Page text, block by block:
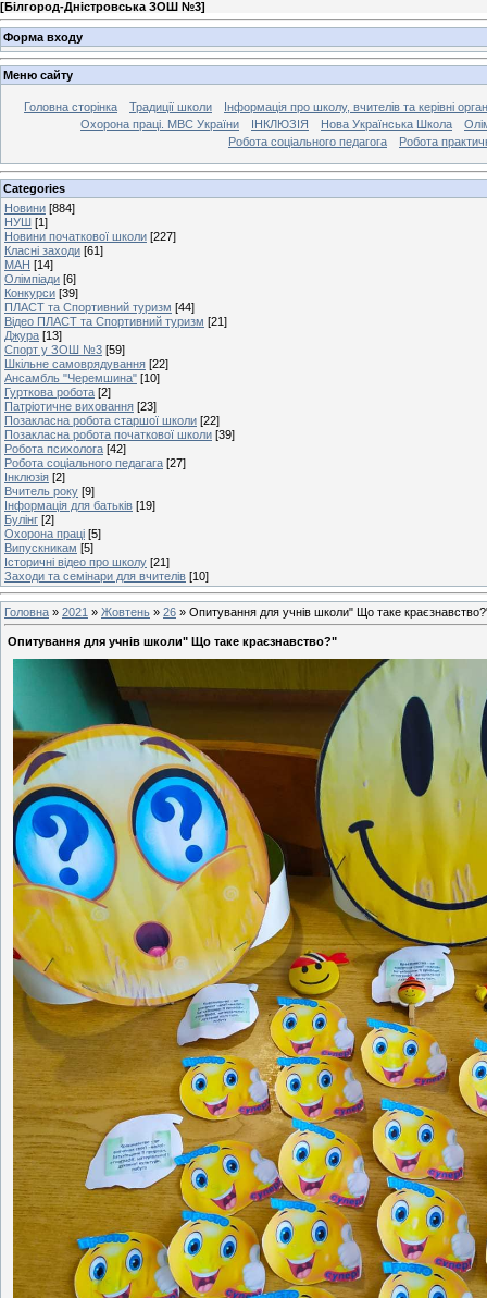
[Білгород-Дністровська ЗОШ №3]
Форма входу
Меню сайту
Головна сторінка Традиції школи
Інформація про школу, вчителів та керівні
Охорона праці. МВС України
ІНКЛЮЗІЯ Нова Українська Школа
Робота соціального педагога
Робота
Categories
Новини [884]
НУШ [1]
Новини початкової школи [227]
Класні заходи [61]
МАН [14]
Олімпіади [6]
Конкурси [39]
ПЛАСТ та Спортивний туризм [44]
Відео ПЛАСТ та Спортивний туризм [21]
Джура [13]
Спорт у ЗОШ №3 [59]
Шкільне самоврядування [22]
Ансамбль "Черемшина" [10]
Гурткова робота [2]
Патріотичне виховання [23]
Позакласна робота старшої школи [22]
Позакласна робота початкової школи [39]
Робота психолога [42]
Робота соціального педагага [27]
Інклюзія [2]
Вчитель року [9]
Інформація для батьків [19]
Булінг [2]
Охорона праці [5]
Випускникам [5]
Історичні відео про школу [21]
Заходи та семінари для вчителів [10]
Головна » 2021 » Жовтень » 26 » Опитування для учнів школи" Що таке
Опитування для учнів школи" Що таке краєзнавство?"